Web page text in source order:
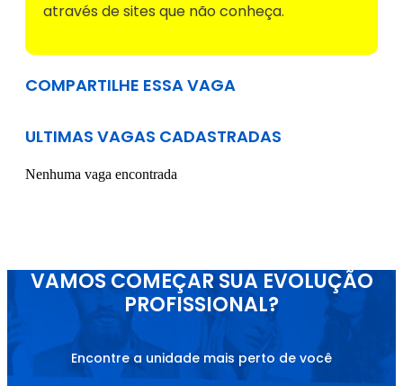
através de sites que não conheça.
COMPARTILHE ESSA VAGA
ULTIMAS VAGAS CADASTRADAS
Nenhuma vaga encontrada
VAMOS COMEÇAR SUA EVOLUÇÃO
PROFISSIONAL?
Encontre a unidade mais perto de você